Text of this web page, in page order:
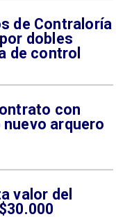
de Contraloría
dobles
de control
con
arquero
valor del